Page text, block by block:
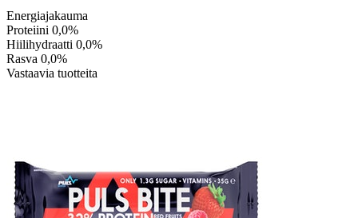
Energiajakauma
Proteiini 0,0%
Hiilihydraatti 0,0%
Rasva 0,0%
Vastaavia tuotteita